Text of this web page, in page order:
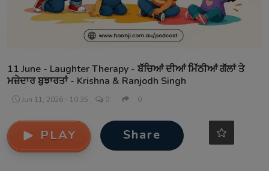
11 June - Laughter Therapy - ਬੱਚਿਆਂ ਦੀਆਂ ਮਿੱਠੀਆਂ ਗੱਲਾਂ ਤੇ
ਮਜ਼ੇਦਾਰ ਬੁਝਾਰਤਾਂ - Krishna & Ranjodh Singh
Jun 11, 2026 - 10:35 0 0
PLAY Share